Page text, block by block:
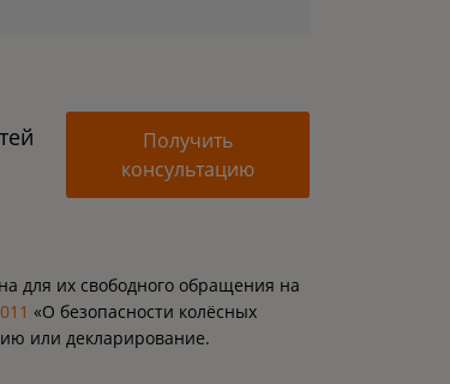
Получить
консультацию
для их свободного обращения на
«О безопасности колёсных
или декларирование.